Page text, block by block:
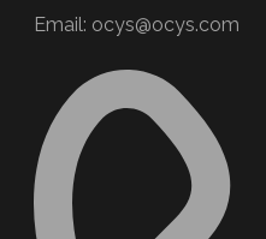
Email: ocys@ocys.com